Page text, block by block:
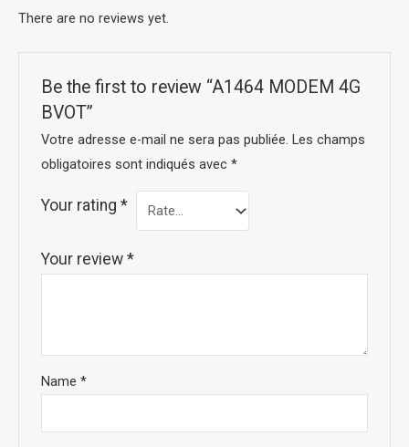
There are no reviews yet.
Be the first to review “A1464 MODEM 4G
BVOT”
Votre adresse e-mail ne sera pas publiée. Les champs
obligatoires sont indiqués avec*
Your rating*
Your review*
Name*